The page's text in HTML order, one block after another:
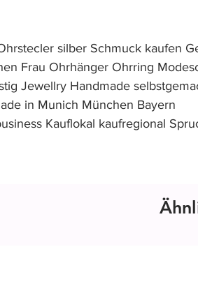
silber Schmuck kaufen
Frau Ohrhänger Ohrring
Jewellry Handmade
in Munich München Bayern
Kauflokal kaufregional